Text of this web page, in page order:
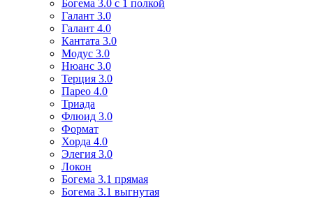
Богема 3.0 с 1 полкой
Галант 3.0
Галант 4.0
Кантата 3.0
Модус 3.0
Нюанс 3.0
Терция 3.0
Парео 4.0
Триада
Флюид 3.0
Формат
Хорда 4.0
Элегия 3.0
Локон
Богема 3.1 прямая
Богема 3.1 выгнутая